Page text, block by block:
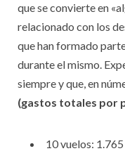
que se convierte en
relacionado con los
que han formado
durante el mismo.
siempre y que, en
(gastos totales por
10 vuelos: